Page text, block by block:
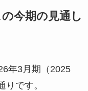
今期の見通し
年3月期（2025
です。